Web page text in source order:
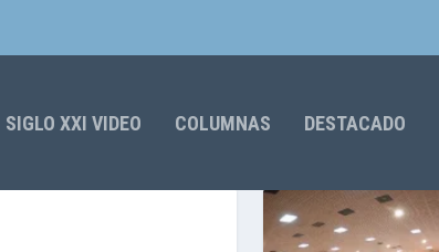
SIGLO XXI VIDEO COLUMNAS DESTACADO